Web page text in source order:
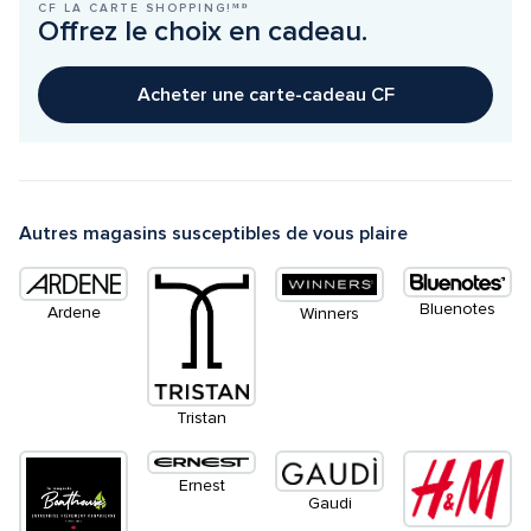
CF LA CARTE SHOPPING!ᴹᴰ
Offrez le choix en cadeau.
Acheter une carte-cadeau CF
Autres magasins susceptibles de vous plaire
Ardene
Tristan
Winners Bluenotes
Ernest
Gaudi